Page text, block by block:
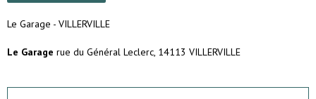
Le Garage - VILLERVILLE
Le Garage rue du Général Leclerc, 14113 VILLERVILLE